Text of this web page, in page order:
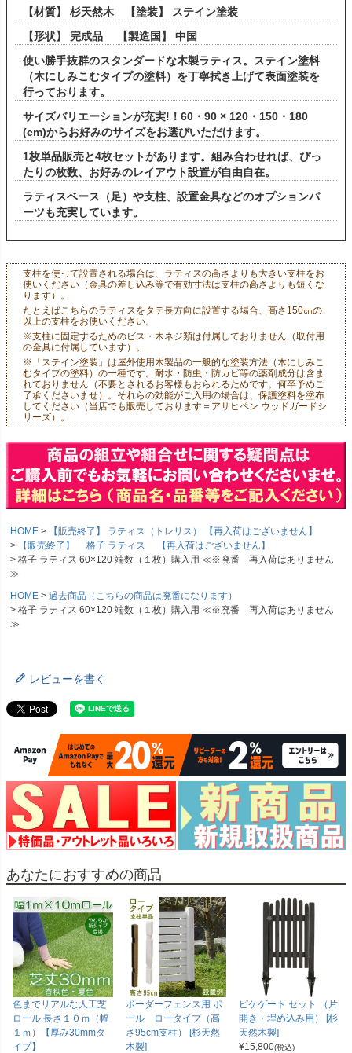
【材質】 杉天然木 【塗装】 ステイン塗装
【形状】 完成品 【製造国】 中国
使い勝手抜群のスタンダードな木製ラティス。ステイン塗料
（木にしみこむタイプの塗料）を丁寧拭き上げて表面塗装を
行っております。
サイズバリエーションが充実!！60・90 × 120・150・180
(cm)からお好みのサイズをお選びいただけます。
1枚単品販売と4枚セットがあります。組み合わせれば、ぴっ
たりの枚数、お好みのレイアウト設置が自由自在。
ラティスベース（足）や支柱、設置金具などのオプションパ
ーツも充実しています。
支柱を使って設置される場合は、ラティスの高さよりも大きい支柱をお
使いください（金具の差し込み等で有効寸法は支柱の高さよりも短くな
ります）。
たとえばこちらのラティスをタテ長方向に設置する場合、高さ150㎝の
以上の支柱をお使いください。
※支柱に固定するためのビス・木ネジ類は付属しておりません（取付用
の金具に付属しています）。
※「ステイン塗装」は屋外使用木製品の一般的な塗装方法（木にしみこ
むタイプの塗料）の一種です。耐水・防虫・防カビ等の薬剤成分は含ま
れておりません（不要とされるお客様もおられるためです。何卒予めご
了承くださいませ）。それらの効能がご入用の場合は、保護塗料を塗布
してください（当店でも販売しております＝アサヒペン ウッドガードシ
リーズ）。
HOME
【販売終了】 ラティス（トレリス） 【再入荷はございません】
【販売終了】 格子 ラティス 【再入荷はございません】
格子 ラティス 60×120 端数（１枚）購入用 ≪※廃番 再入荷はありません
≫
HOME
過去商品（こちらの商品は廃番になります）
格子 ラティス 60×120 端数（１枚）購入用 ≪※廃番 再入荷はありません
≫
レビューを書く
あなたにおすすめの商品
色までリアルな人工芝
ロール 長さ１０ｍ（幅
１ｍ）【厚み30mmタ
イプ】
ボーダーフェンス用 ポ
ール ロータイプ（高
さ95cm支柱） [杉天然
木製]
ピケゲート セット （片
開き・埋め込み用） [杉
天然木製]
¥15,800(税込)